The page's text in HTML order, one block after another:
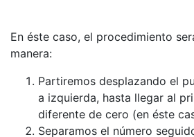
En éste caso, el procedimiento
manera:
Partiremos desplazando el
a izquierda, hasta llegar al
diferente de cero (en éste
Separamos el número